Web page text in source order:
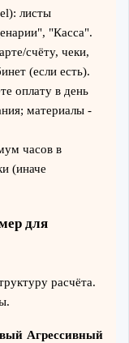
листы
"Касса".
счёту, чеки,
(если есть).
оплату в день
материалы -
часов в
(иначе
для
расчёта.
Агрессивный